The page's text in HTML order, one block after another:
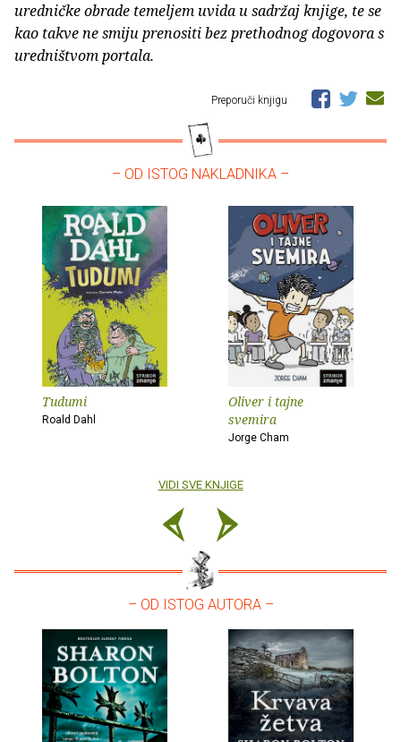
uredničke obrade temeljem uvida u sadržaj knjige, te se
kao takve ne smiju prenositi bez prethodnog dogovora s
uredništvom portala.
Preporuči knjigu
– OD ISTOG NAKLADNIKA –
Tudumi
Roald Dahl
Oliver i tajne
svemira
Jorge Cham
VIDI SVE KNJIGE
– OD ISTOG AUTORA –